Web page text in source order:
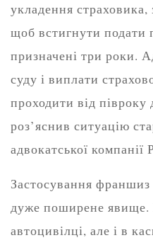
укладення
щоб встигнути подати
призначені три роки.
суду і виплати
проходити від півроку
роз’яснив ситуацію
адвокатської
Застосування франшиз
дуже поширене явище.
автоцивілці, але і в